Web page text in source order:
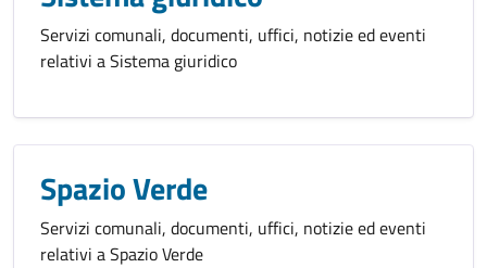
Servizi comunali, documenti, uffici, notizie ed eventi
relativi a Sistema giuridico
Spazio Verde
Servizi comunali, documenti, uffici, notizie ed eventi
relativi a Spazio Verde